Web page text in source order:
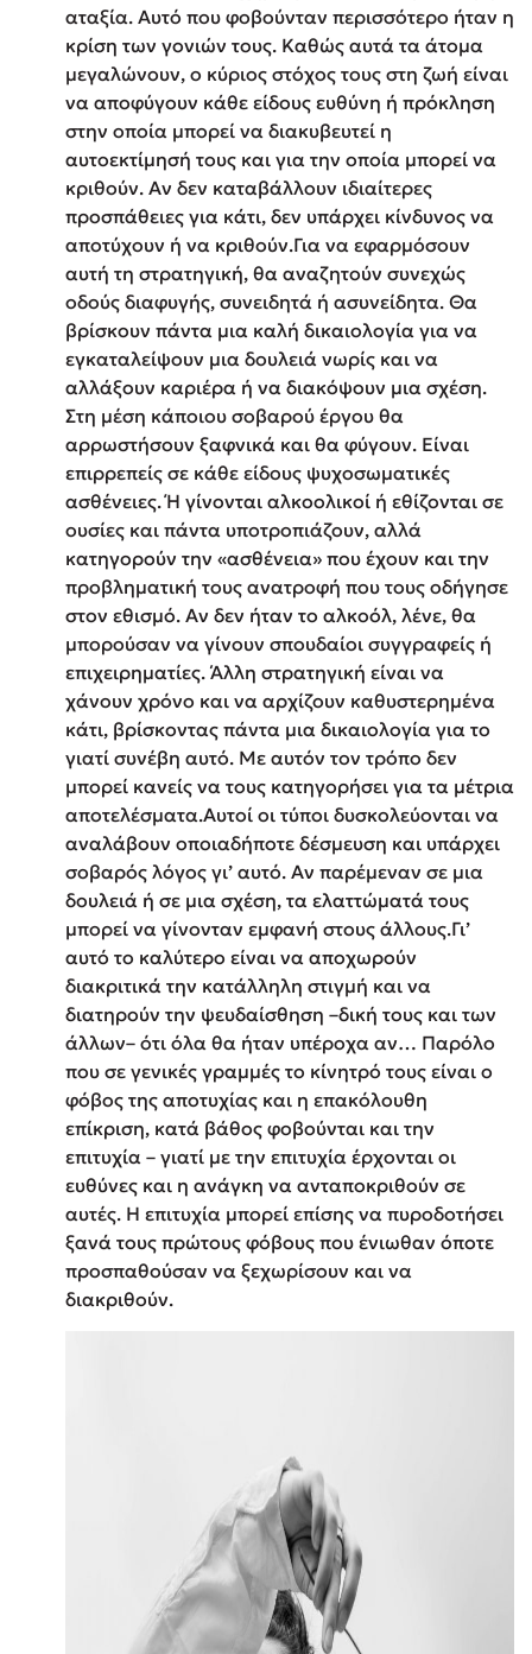
αταξία. Αυτό που φοβούνταν περισσότερο ήταν η
κρίση των γονιών τους. Καθώς αυτά τα άτομα
μεγαλώνουν, ο κύριος στόχος τους στη ζωή είναι
να αποφύγουν κάθε είδους ευθύνη ή πρόκληση
στην οποία μπορεί να διακυβευτεί η
αυτοεκτίμησή τους και για την οποία μπορεί να
κριθούν. Αν δεν καταβάλλουν ιδιαίτερες
προσπάθειες για κάτι, δεν υπάρχει κίνδυνος να
αποτύχουν ή να κριθούν.Για να εφαρμόσουν
αυτή τη στρατηγική, θα αναζητούν συνεχώς
οδούς διαφυγής, συνειδητά ή ασυνείδητα. Θα
βρίσκουν πάντα μια καλή δικαιολογία για να
εγκαταλείψουν μια δουλειά νωρίς και να
αλλάξουν καριέρα ή να διακόψουν μια σχέση.
Στη μέση κάποιου σοβαρού έργου θα
αρρωστήσουν ξαφνικά και θα φύγουν. Είναι
επιρρεπείς σε κάθε είδους ψυχοσωματικές
ασθένειες. Ή γίνονται αλκοολικοί ή εθίζονται σε
ουσίες και πάντα υποτροπιάζουν, αλλά
κατηγορούν την «ασθένεια» που έχουν και την
προβληματική τους ανατροφή που τους οδήγησε
στον εθισμό. Αν δεν ήταν το αλκοόλ, λένε, θα
μπορούσαν να γίνουν σπουδαίοι συγγραφείς ή
επιχειρηματίες. Άλλη στρατηγική είναι να
χάνουν χρόνο και να αρχίζουν καθυστερημένα
κάτι, βρίσκοντας πάντα μια δικαιολογία για το
γιατί συνέβη αυτό. Με αυτόν τον τρόπο δεν
μπορεί κανείς να τους κατηγορήσει για τα μέτρια
αποτελέσματα.Αυτοί οι τύποι δυσκολεύονται να
αναλάβουν οποιαδήποτε δέσμευση και υπάρχει
σοβαρός λόγος γι’ αυτό. Αν παρέμεναν σε μια
δουλειά ή σε μια σχέση, τα ελαττώματά τους
μπορεί να γίνονταν εμφανή στους άλλους.Γι’
αυτό το καλύτερο είναι να αποχωρούν
διακριτικά την κατάλληλη στιγμή και να
διατηρούν την ψευδαίσθηση –δική τους και των
άλλων– ότι όλα θα ήταν υπέροχα αν… Παρόλο
που σε γενικές γραμμές το κίνητρό τους είναι ο
φόβος της αποτυχίας και η επακόλουθη
επίκριση, κατά βάθος φοβούνται και την
επιτυχία – γιατί με την επιτυχία έρχονται οι
ευθύνες και η ανάγκη να ανταποκριθούν σε
αυτές. Η επιτυχία μπορεί επίσης να πυροδοτήσει
ξανά τους πρώτους φόβους που ένιωθαν όποτε
προσπαθούσαν να ξεχωρίσουν και να
διακριθούν.